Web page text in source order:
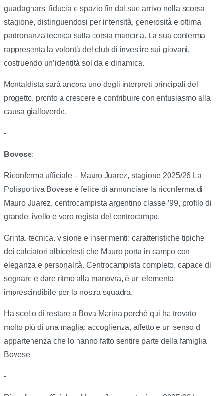
guadagnarsi fiducia e spazio fin dal suo arrivo nella scorsa
stagione, distinguendosi per intensità, generosità e ottima
padronanza tecnica sulla corsia mancina. La sua conferma
rappresenta la volontà del club di investire sui giovani,
costruendo un’identità solida e dinamica.
Montaldista sarà ancora uno degli interpreti principali del
progetto, pronto a crescere e contribuire con entusiasmo alla
causa gialloverde.
-
Bovese:
Riconferma ufficiale – Mauro Juarez, stagione 2025/26 La
Polisportiva Bovese è felice di annunciare la riconferma di
Mauro Juarez, centrocampista argentino classe ’99, profilo di
grande livello e vero regista del centrocampo.
Grinta, tecnica, visione e inserimenti: caratteristiche tipiche
dei calciatori albicelesti che Mauro porta in campo con
eleganza e personalità. Centrocampista completo, capace di
segnare e dare ritmo alla manovra, è un elemento
imprescindibile per la nostra squadra.
Ha scelto di restare a Bova Marina perché qui ha trovato
molto più di una maglia: accoglienza, affetto e un senso di
appartenenza che lo hanno fatto sentire parte della famiglia
Bovese.
-